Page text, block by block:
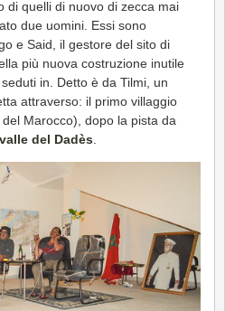
di quelli di nuovo di zecca mai
due uomini. Essi sono
e Said, il gestore del sito di
più nuova costruzione inutile
in. Detto è da Tilmi, un
attraverso: il primo villaggio
Marocco), dopo la pista da
del Dadès